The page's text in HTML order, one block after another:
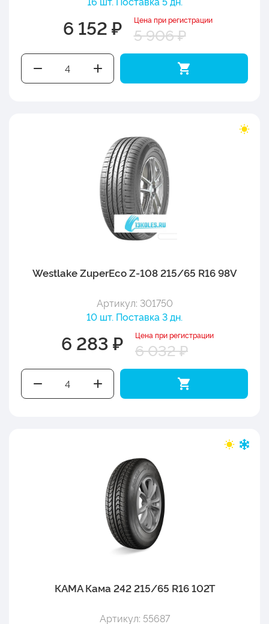
6 152 ₽ Цена при регистрации
5 906 ₽
Westlake ZuperEco Z-108 215/65 R16 98V
Артикул: 301750
10 шт. Поставка 3 дн.
6 283 ₽ Цена при регистрации
6 032 ₽
КАМА Кама 242 215/65 R16 102T
Артикул: 55687